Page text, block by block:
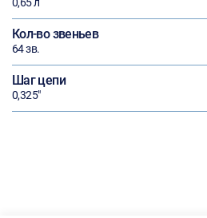
Кол-во звеньев
64 зв.
Шаг цепи
0,325"